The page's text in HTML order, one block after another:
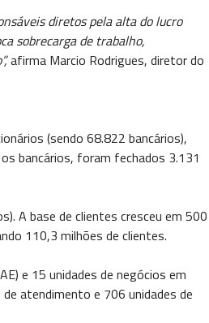
diretos pela alta do lucro
sobrecarga de trabalho,
afirma Marcio Rodrigues, diretor do
(sendo 68.822 bancários),
bancários, foram fechados 3.131
A base de clientes cresceu em 500
110,3 milhões de clientes.
e 15 unidades de negócios em
atendimento e 706 unidades de